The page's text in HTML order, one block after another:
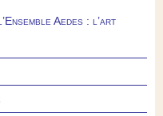
Aedes : l’art